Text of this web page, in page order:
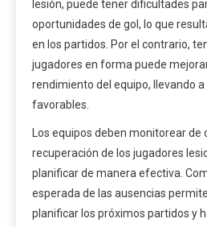
lesión, puede tener dificultades
oportunidades de gol, lo que
en los partidos. Por el contrario,
jugadores en forma puede
rendimiento del equipo, llevando
favorables.
Los equipos deben monitorear de
recuperación de los jugadores
planificar de manera efectiva.
esperada de las ausencias
planificar los próximos partidos y